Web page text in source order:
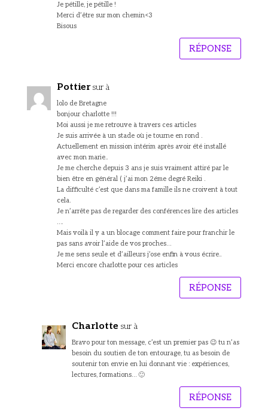
Je pétille, je pétille !
Merci d’être sur mon chemin<3
Bisous
RÉPONSE
Pottier sur à
lolo de Bretagne
bonjour charlotte !!!
Moi aussi je me retrouve à travers ces articles
Je suis arrivée à un stade où je tourne en rond .
Actuellement en mission intérim après avoir été installé
avec mon marie..
Je me cherche depuis 3 ans je suis vraiment attiré par le
bien être en général ( j’ai mon 2éme degré Reiki .
La difficulté c’est que dans ma famille ils ne croivent à tout
cela.
Je n’arrête pas de regarder des conférences lire des articles
….
Mais voilà il y a un blocage comment faire pour franchir le
pas sans avoir l’aide de vos proches…
Je me sens seule et d’ailleurs j’ose enfin à vous écrire..
Merci encore charlotte pour ces articles
RÉPONSE
Charlotte sur à
Bravo pour ton message, c’est un premier pas 😉 tu n’as
besoin du soutien de ton entourage, tu as besoin de
soutenir ton envie en lui donnant vie : expériences,
lectures, formations… 🙂
RÉPONSE